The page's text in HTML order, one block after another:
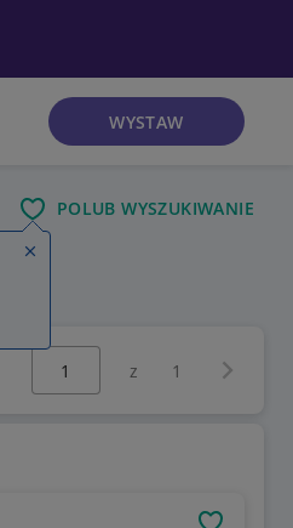
WYSTAW
POLUB WYSZUKIWANIE
Wybierz stronę:
z 1
Zamknij wskazówkę